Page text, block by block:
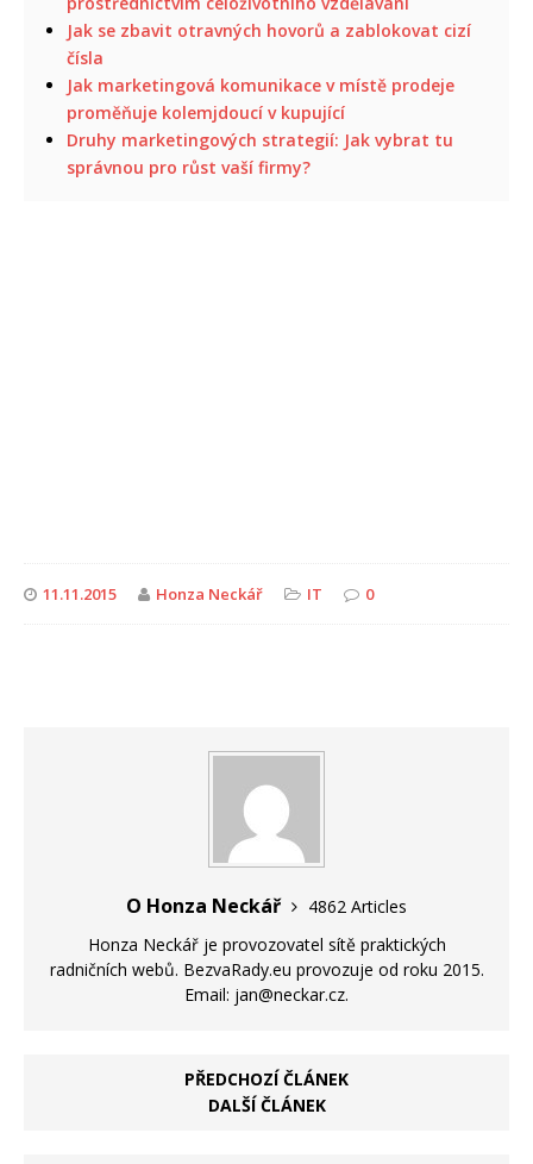
Jak se zbavit otravných hovorů a zablokovat cizí
čísla
Jak marketingová komunikace v místě prodeje
proměňuje kolemjdoucí v kupující
Druhy marketingových strategií: Jak vybrat tu
správnou pro růst vaší firmy?
11.11.2015 Honza Neckář IT 0
O Honza Neckář
4862 Articles
Honza Neckář je provozovatel sítě praktických
radničních webů. BezvaRady.eu provozuje od roku 2015.
Email: jan@neckar.cz.
PŘEDCHOZÍ ČLÁNEK
DALŠÍ ČLÁNEK